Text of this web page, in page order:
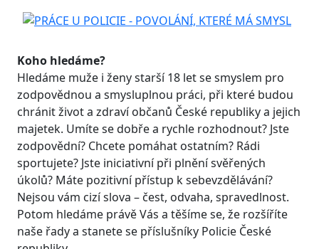
Koho hledáme?
Hledáme muže i ženy starší 18 let se smyslem pro
zodpovědnou a smysluplnou práci, při které budou
chránit život a zdraví občanů České republiky a jejich
majetek. Umíte se dobře a rychle rozhodnout? Jste
zodpovědní? Chcete pomáhat ostatním? Rádi
sportujete? Jste iniciativní při plnění svěřených
úkolů? Máte pozitivní přístup k sebevzdělávání?
Nejsou vám cizí slova – čest, odvaha, spravedlnost.
Potom hledáme právě Vás a těšíme se, že rozšíříte
naše řady a stanete se příslušníky Policie České